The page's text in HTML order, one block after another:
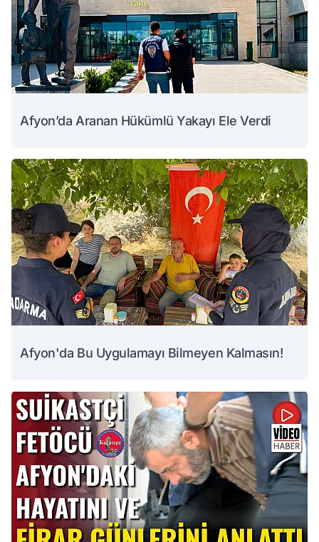
Afyon’da Aranan Hükümlü Yakayı Ele Verdi
Afyon'da Bu Uygulamayı Bilmeyen Kalmasın!